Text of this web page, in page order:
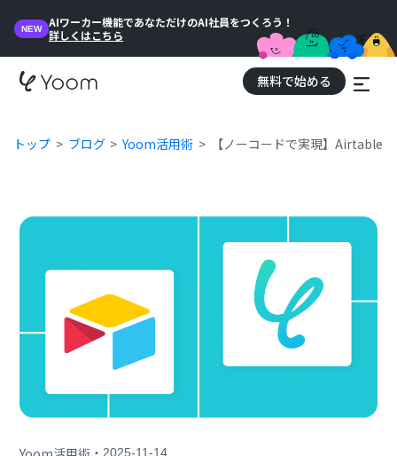
NEW
AIワーカー機能であなただけのAI社員をつくろう！
詳しくはこちら
無料で始める
トップ ブログ Yoom活用術 【ノーコードで実現】Airtable
2025-11-14